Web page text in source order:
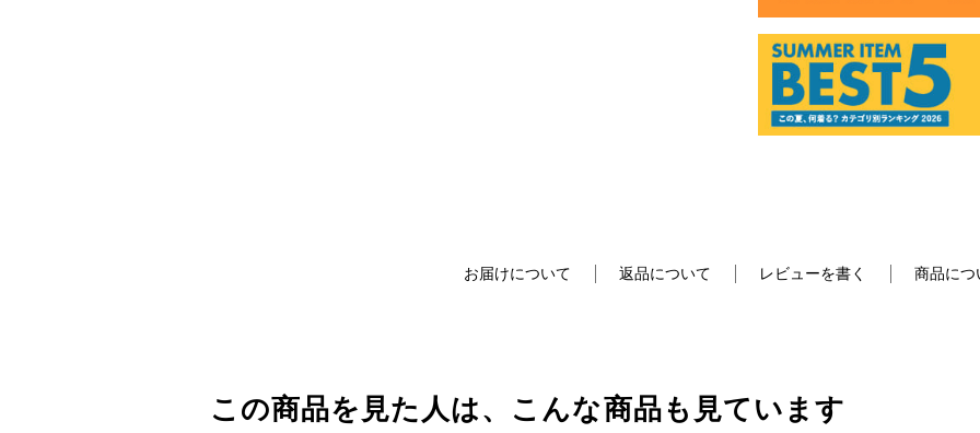
お届けについて 返品について レビューを書く 商品につ
この商品を見た人は、こんな商品も見ています